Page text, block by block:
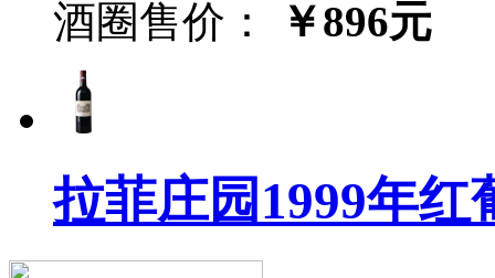
酒圈售价： ￥896元
拉菲庄园1999年红